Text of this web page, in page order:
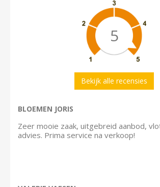
5
Bekijk alle recensies
BLOEMEN JORIS
Zeer mooie zaak, uitgebreid aanbod,
advies. Prima service na verkoop!